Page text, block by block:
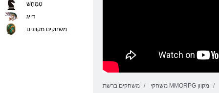
משחקים ברשת משחקי MMORPG מקוון
טָמְחַׁש
דייג
משחקים מקוונים